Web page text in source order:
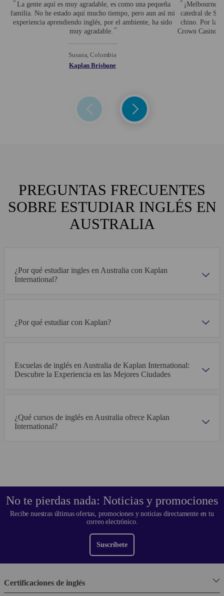
La gente aquí es muy agradable, es como una pequeña
familia. No he estado aquí mucho tiempo, pero aun así mi
experiencia aprendiendo inglés, por el ambiente, ha sido
muy agradable.
Susana, Colombia
Kaplan Brisbane
¡Melbourne
catedral de
chino. Por las
Crown Casino"
PREGUNTAS FRECUENTES
SOBRE ESTUDIAR INGLÉS EN
AUSTRALIA
¿Por qué estudiar ingles en Australia con Kaplan
International?
¿Por qué estudiar con Kaplan?
Escuelas de inglés en Australia de Kaplan International:
Descubre la Experiencia en las Mejores Ciudades
¿Qué cursos de inglés en Australia ofrece Kaplan
International?
No te pierdas nada: Noticias y promociones
Recibe nuestras últimas ofertas, promociones y noticias directamente en tu
correo electrónico.
Suscríbete
Certificaciones de inglés